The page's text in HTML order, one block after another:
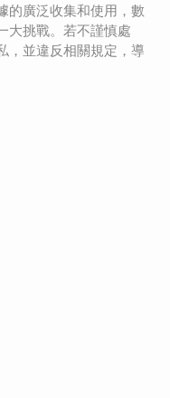
的廣泛收集和使用，數
大挑戰。若不謹慎處
，並違反相關規定，導